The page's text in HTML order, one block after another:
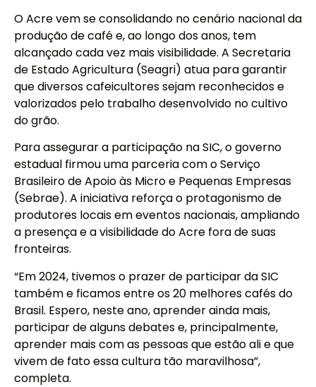
O Acre vem se consolidando no cenário nacional da
produção de café e, ao longo dos anos, tem
alcançado cada vez mais visibilidade. A Secretaria
de Estado Agricultura (Seagri) atua para garantir
que diversos cafeicultores sejam reconhecidos e
valorizados pelo trabalho desenvolvido no cultivo
do grão.
Para assegurar a participação na SIC, o governo
estadual firmou uma parceria com o Serviço
Brasileiro de Apoio às Micro e Pequenas Empresas
(Sebrae). A iniciativa reforça o protagonismo de
produtores locais em eventos nacionais, ampliando
a presença e a visibilidade do Acre fora de suas
fronteiras.
“Em 2024, tivemos o prazer de participar da SIC
também e ficamos entre os 20 melhores cafés do
Brasil. Espero, neste ano, aprender ainda mais,
participar de alguns debates e, principalmente,
aprender mais com as pessoas que estão ali e que
vivem de fato essa cultura tão maravilhosa”,
completa.